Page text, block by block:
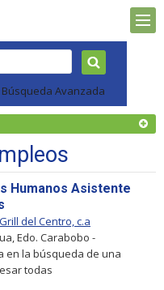
Búsqueda Avanzada
Humanos Asistente
del Centro, c.a
Edo. Carabobo -
en la búsqueda de una
todas